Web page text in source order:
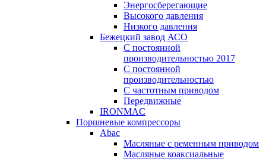
Энергосберегающие
Высокого давления
Низкого давления
Бежецкий завод АСО
C постоянной
производительностью 2017
C постоянной
производительностью
С частотным приводом
Передвижные
IRONMAC
Поршневые компрессоры
Abac
Масляные с ременным приводом
Маcляные коаксиальные